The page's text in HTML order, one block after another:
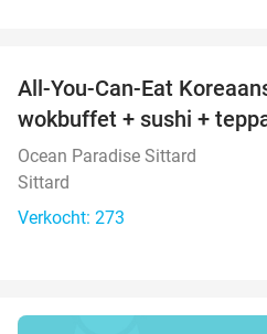
All-You-Can-Eat
wokbuffet + sushi +
Ocean Paradise Sittard
Sittard
Verkocht: 273